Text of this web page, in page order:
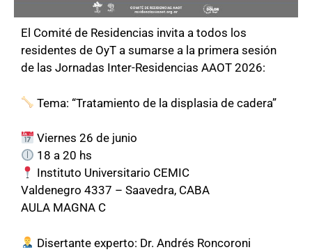
El Comité de Residencias invita a todos los
residentes de OyT a sumarse a la primera sesión
de las Jornadas Inter-Residencias AAOT 2026:
Tema: “Tratamiento de la displasia de cadera”
Viernes 26 de junio
18 a 20 hs
Instituto Universitario CEMIC
Valdenegro 4337 – Saavedra, CABA
AULA MAGNA C
Disertante experto: Dr. Andrés Roncoroni